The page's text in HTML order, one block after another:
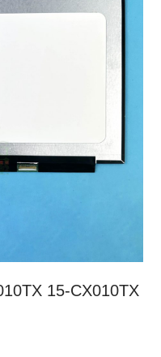
15-CX010TX